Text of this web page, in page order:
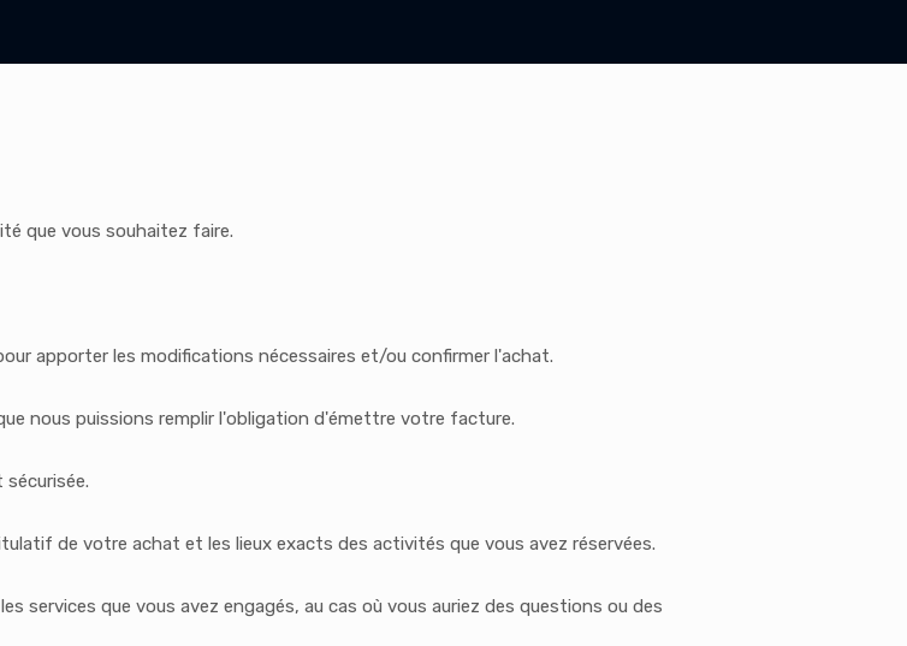
que vous souhaitez faire.
apporter les modifications nécessaires et/ou confirmer l'achat.
nous puissions remplir l'obligation d'émettre votre facture.
de votre achat et les lieux exacts des activités que vous avez réservées.
services que vous avez engagés, au cas où vous auriez des questions ou des